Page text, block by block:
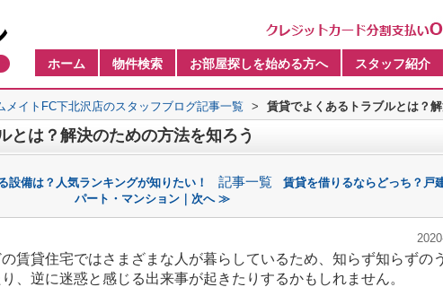
ホーム 物件検索 お部屋探しを始める方へ スタッフ紹介
メイトFC下北沢店のスタッフブログ記事一覧 > 賃貸でよくあるトラブルとは？
とは？解決のための方法を知ろう
備は？人気ランキングが知りたい！ 記事一覧
賃貸を借りるならどっち？戸
パート・マンション｜次へ ≫
賃貸住宅ではさまざまな人が暮らしているため、知らず知らずの
、逆に迷惑と感じる出来事が起きたりするかもしれません。